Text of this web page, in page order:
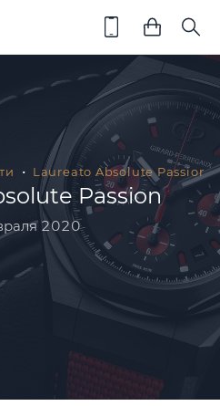
Laureato Absolute Passion
Passion
2020